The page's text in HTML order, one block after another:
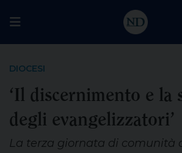
DIOCESI
‘Il discernimento e
degli evangelizzatori’
La terza giornata di comunità